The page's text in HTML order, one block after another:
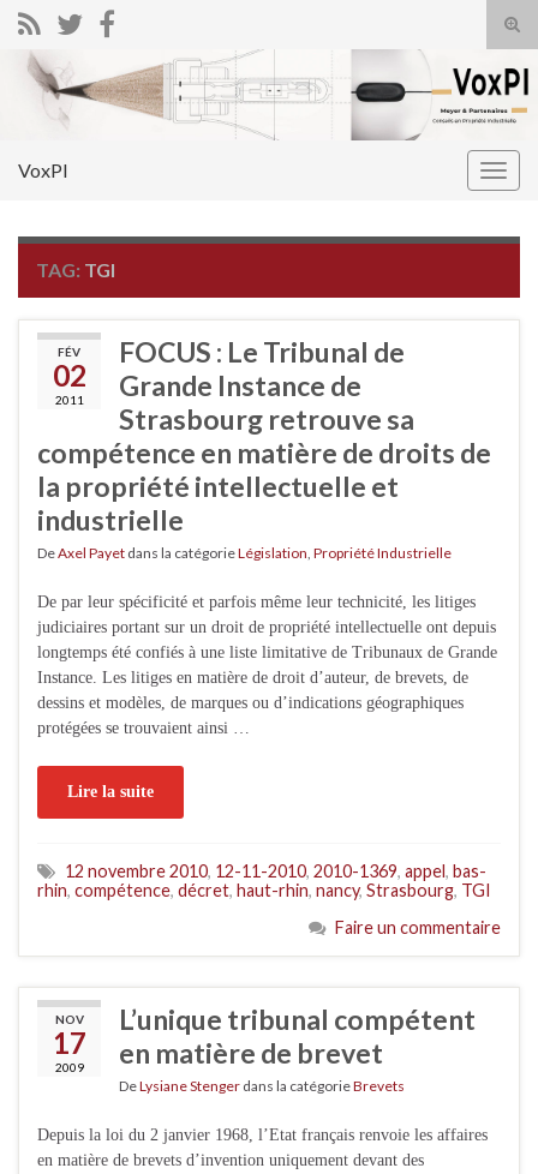
Search for:
VoxPI
TAG: TGI
FÉV
02
2011
FOCUS : Le Tribunal de
Grande Instance de
Strasbourg retrouve sa
compétence en matière de droits de
la propriété intellectuelle et
industrielle
DeAxel Payet dans la catégorieLégislation Propriété Industrielle
De par leur spécificité et parfois même leur technicité, les litiges
judiciaires portant sur un droit de propriété intellectuelle ont depuis
longtemps été confiés à une liste limitative de Tribunaux de Grande
Instance. Les litiges en matière de droit d’auteur, de brevets, de
dessins et modèles, de marques ou d’indications géographiques
protégées se trouvaient ainsi …
Lire la suite
12 novembre 2010, 12-11-2010, 2010-1369, appel, bas-
rhin, compétence, décret, haut-rhin, nancy, Strasbourg, TGI
Faire un commentaire
NOV
17
2009
L’unique tribunal compétent
en matière de brevet
DeLysiane Stenger dans la catégorieBrevets
Depuis la loi du 2 janvier 1968, l’Etat français renvoie les affaires
en matière de brevets d’invention uniquement devant des